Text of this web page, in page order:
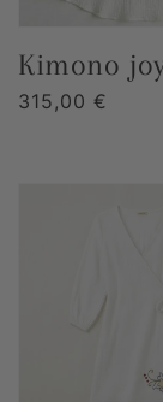
kimono
Precio
315,00 €